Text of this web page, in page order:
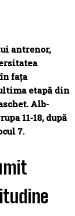
antrenor,
fața
etapă din
Alb-
11-18, după
7.